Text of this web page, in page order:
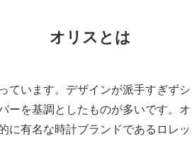
オリスとは
ています。デザインが派手すぎず
ーを基調としたものが多いです。
に有名な時計ブランドであるロレ